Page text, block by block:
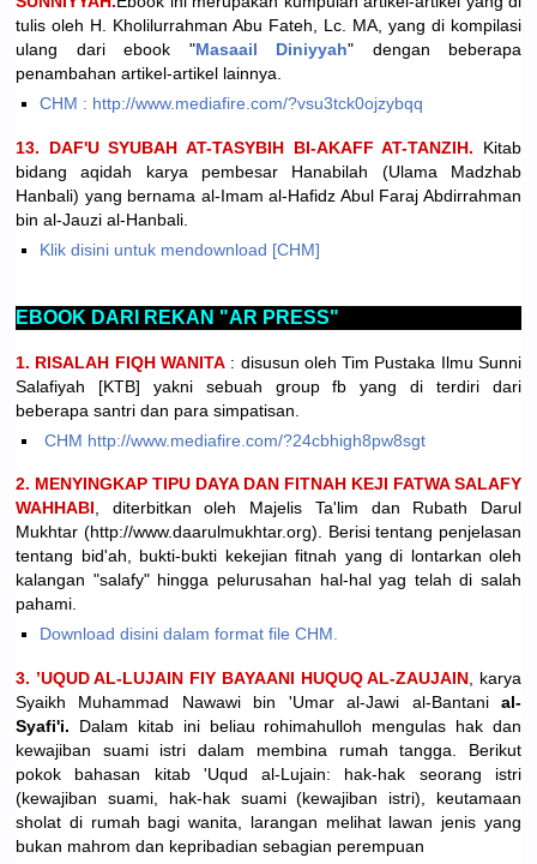
tulis oleh H. Kholilurrahman Abu Fateh, Lc. MA, yang di kompilasi
ulang dari ebook "Masaail Diniyyah" dengan beberapa
penambahan artikel-artikel lainnya.
CHM : http://www.mediafire.com/?vsu3tck0ojzybqq
13. DAF'U SYUBAH AT-TASYBIH BI-AKAFF AT-TANZIH. Kitab
bidang aqidah karya pembesar Hanabilah (Ulama Madzhab
Hanbali) yang bernama al-Imam al-Hafidz Abul Faraj Abdirrahman
bin al-Jauzi al-Hanbali.
Klik disini untuk mendownload [CHM]
EBOOK DARI REKAN "AR PRESS"
1. RISALAH FIQH WANITA : disusun oleh Tim Pustaka Ilmu Sunni
Salafiyah [KTB] yakni sebuah group fb yang di terdiri dari
beberapa santri dan para simpatisan.
CHM http://www.mediafire.com/?24cbhigh8pw8sgt
2. MENYINGKAP TIPU DAYA DAN FITNAH KEJI FATWA SALAFY
WAHHABI, diterbitkan oleh Majelis Ta'lim dan Rubath Darul
Mukhtar (http://www.daarulmukhtar.org). Berisi tentang penjelasan
tentang bid'ah, bukti-bukti kekejian fitnah yang di lontarkan oleh
kalangan "salafy" hingga pelurusahan hal-hal yag telah di salah
pahami.
Download disini dalam format file CHM.
3. ’UQUD AL-LUJAIN FIY BAYAANI HUQUQ AL-ZAUJAIN, karya
Syaikh Muhammad Nawawi bin 'Umar al-Jawi al-Bantanial-
Syafi'i. Dalam kitab ini beliau rohimahulloh mengulas hak dan
kewajiban suami istri dalam membina rumah tangga. Berikut
pokok bahasan kitab 'Uqud al-Lujain: hak-hak seorang istri
(kewajiban suami, hak-hak suami (kewajiban istri), keutamaan
sholat di rumah bagi wanita, larangan melihat lawan jenis yang
bukan mahrom dan kepribadian sebagian perempuan